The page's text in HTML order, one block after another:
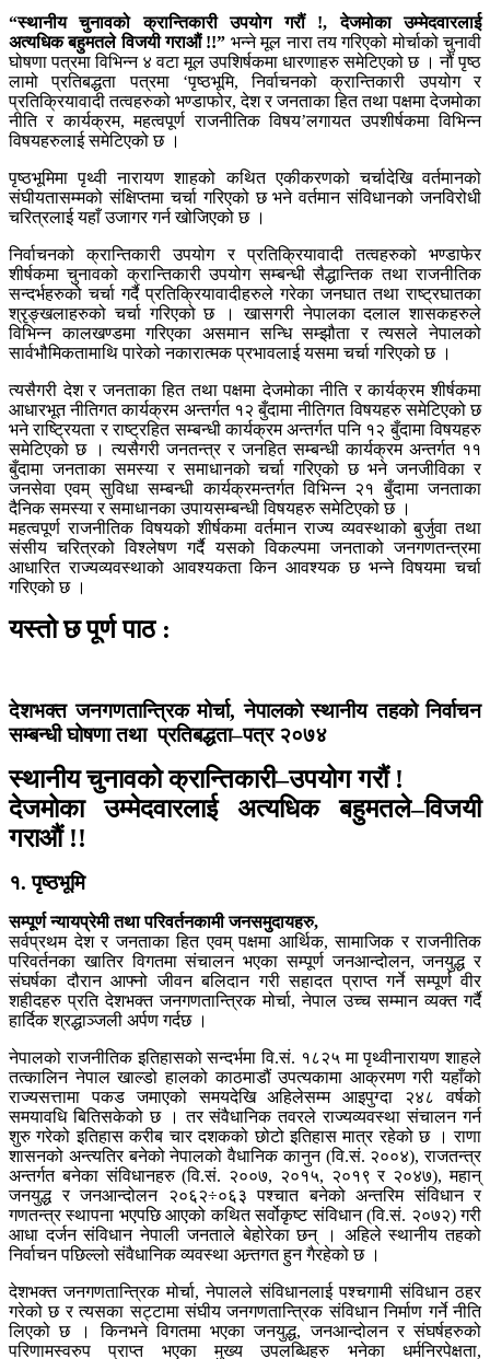
“स्थानीय चुनावको क्रान्तिकारी उपयोग गरौं !, देजमोका उम्मेदवारलाई
अत्यधिक बहुमतले विजयी गराऔं !!” भन्ने मूल नारा तय गरिएको मोर्चाको चुनावी
घोषणा पत्रमा विभिन्न ४ वटा मूल उपशिर्षकमा धारणाहरु समेटिएको छ । नौं पृष्ठ
लामो प्रतिबद्धता पत्रमा ‘पृष्ठभूमि, निर्वाचनको क्रान्तिकारी उपयोग र
प्रतिक्रियावादी तत्वहरुको भण्डाफोर, देश र जनताका हित तथा पक्षमा देजमोका
नीति र कार्यक्रम, महत्वपूर्ण राजनीतिक विषय’लगायत उपशीर्षकमा विभिन्न
विषयहरुलाई समेटिएको छ ।
पृष्ठभूमिमा पृथ्वी नारायण शाहको कथित एकीकरणको चर्चादेखि वर्तमानको
संघीयतासम्मको संक्षिप्तमा चर्चा गरिएको छ भने वर्तमान संविधानको जनविरोधी
चरित्रलाई यहाँ उजागर गर्न खोजिएको छ ।
निर्वाचनको क्रान्तिकारी उपयोग र प्रतिक्रियावादी तत्वहरुको भण्डाफेर
शीर्षकमा चुनावको क्रान्तिकारी उपयोग सम्बन्धी सैद्धान्तिक तथा राजनीतिक
सन्दर्भहरुको चर्चा गर्दै प्रतिक्रियावादीहरुले गरेका जनघात तथा राष्ट्रघातका
श्रृङ्खलाहरुको चर्चा गरिएको छ । खासगरी नेपालका दलाल शासकहरुले
विभिन्न कालखण्डमा गरिएका असमान सन्धि सम्झौता र त्यसले नेपालको
सार्वभौमिकतामाथि पारेको नकारात्मक प्रभावलाई यसमा चर्चा गरिएको छ ।
त्यसैगरी देश र जनताका हित तथा पक्षमा देजमोका नीति र कार्यक्रम शीर्षकमा
आधारभूत नीतिगत कार्यक्रम अन्तर्गत १२ बुँदामा नीतिगत विषयहरु समेटिएको छ
भने राष्ट्रियता र राष्ट्रहित सम्बन्धी कार्यक्रम अन्तर्गत पनि १२ बुँदामा विषयहरु
समेटिएको छ । त्यसैगरी जनतन्त्र र जनहित सम्बन्धी कार्यक्रम अन्तर्गत ११
बुँदामा जनताका समस्या र समाधानको चर्चा गरिएको छ भने जनजीविका र
जनसेवा एवम् सुविधा सम्बन्धी कार्यक्रमन्तर्गत विभिन्न २१ बुँदामा जनताका
दैनिक समस्या र समाधानका उपायसम्बन्धी विषयहरु समेटिएको छ ।
महत्वपूर्ण राजनीतिक विषयको शीर्षकमा वर्तमान राज्य व्यवस्थाको बुर्जुवा तथा
संसीय चरित्रको विश्लेषण गर्दै यसको विकल्पमा जनताको जनगणतन्त्रमा
आधारित राज्यव्यवस्थाको आवश्यकता किन आवश्यक छ भन्ने विषयमा चर्चा
गरिएको छ ।
यस्तो छ पूर्ण पाठ :
देशभक्त जनगणतान्त्रिक मोर्चा, नेपालको स्थानीय तहको निर्वाचन
सम्बन्धी घोषणा तथा प्रतिबद्धता–पत्र २०७४
स्थानीय चुनावको क्रान्तिकारी–उपयोग गरौं !
देजमोका उम्मेदवारलाई अत्यधिक बहुमतले–विजयी
गराऔं !!
१. पृष्ठभूमि
सम्पूर्ण न्यायप्रेमी तथा परिवर्तनकामी जनसमुदायहरु,
सर्वप्रथम देश र जनताका हित एवम् पक्षमा आर्थिक, सामाजिक र राजनीतिक
परिवर्तनका खातिर विगतमा संचालन भएका सम्पूर्ण जनआन्दोलन, जनयुद्ध र
संघर्षका दौरान आफ्नो जीवन बलिदान गरी सहादत प्राप्त गर्ने सम्पूर्ण वीर
शहीदहरु प्रति देशभक्त जनगणतान्त्रिक मोर्चा, नेपाल उच्च सम्मान व्यक्त गर्दै
हार्दिक श्रद्धाञ्जली अर्पण गर्दछ ।
नेपालको राजनीतिक इतिहासको सन्दर्भमा वि.सं. १८२५ मा पृथ्वीनारायण शाहले
तत्कालिन नेपाल खाल्डो हालको काठमाडौं उपत्यकामा आक्रमण गरी यहाँको
राज्यसत्तामा पकड जमाएको समयदेखि अहिलेसम्म आइपुग्दा २४८ वर्षको
समयावधि बितिसकेको छ । तर संवैधानिक तवरले राज्यव्यवस्था संचालन गर्न
शुरु गरेको इतिहास करीब चार दशकको छोटो इतिहास मात्र रहेको छ । राणा
शासनको अन्त्यतिर बनेको नेपालको वैधानिक कानुन (वि.सं. २००४), राजतन्त्र
अन्तर्गत बनेका संविधानहरु (वि.सं. २००७, २०१५, २०१९ र २०४७), महान्
जनयुद्ध र जनआन्दोलन २०६२÷०६३ पश्चात बनेको अन्तरिम संविधान र
गणतन्त्र स्थापना भएपछि आएको कथित सर्वोकृष्ट संविधान (वि.सं. २०७२) गरी
आधा दर्जन संविधान नेपाली जनताले बेहोरेका छन् । अहिले स्थानीय तहको
निर्वाचन पछिल्लो संवैधानिक व्यवस्था अन्र्तगत हुन गैरहेको छ ।
देशभक्त जनगणतान्त्रिक मोर्चा, नेपालले संविधानलाई पश्चगामी संविधान ठहर
गरेको छ र त्यसका सट्टामा संघीय जनगणतान्त्रिक संविधान निर्माण गर्ने नीति
लिएको छ । किनभने विगतमा भएका जनयुद्ध, जनआन्दोलन र संघर्षहरुको
परिणामस्वरुप प्राप्त भएका मुख्य उपलब्धिहरु भनेका धर्मनिरपेक्षता,